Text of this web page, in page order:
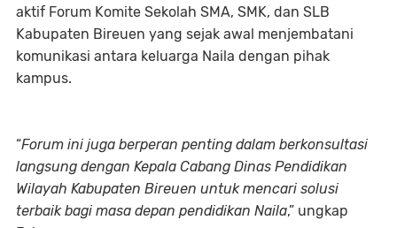
aktif Forum Komite Sekolah SMA, SMK, dan SLB
Kabupaten Bireuen yang sejak awal menjembatani
komunikasi antara keluarga Naila dengan pihak
kampus.
“Forum ini juga berperan penting dalam berkonsultasi
langsung dengan Kepala Cabang Dinas Pendidikan
Wilayah Kabupaten Bireuen untuk mencari solusi
terbaik bagi masa depan pendidikan Naila,” ungkap